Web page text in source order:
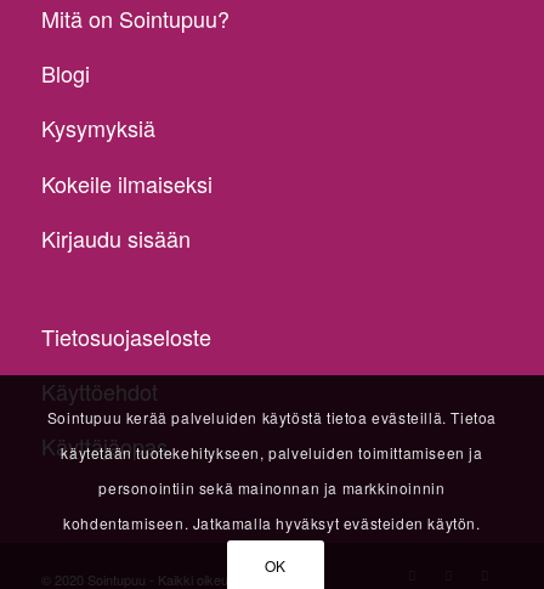
Mitä on Sointupuu?
Blogi
Kysymyksiä
Kokeile ilmaiseksi
Kirjaudu sisään
Tietosuojaseloste
Käyttöehdot
Käyttäjäopas
© 2020 Sointupuu - Kaikki oikeudet pidätetään
Sointupuu kerää palveluiden käytöstä tietoa evästeillä. Tietoa
käytetään tuotekehitykseen, palveluiden toimittamiseen ja
personointiin sekä mainonnan ja markkinoinnin
kohdentamiseen. Jatkamalla hyväksyt evästeiden käytön.
OK